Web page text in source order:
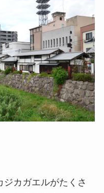
カガエルがたくさ